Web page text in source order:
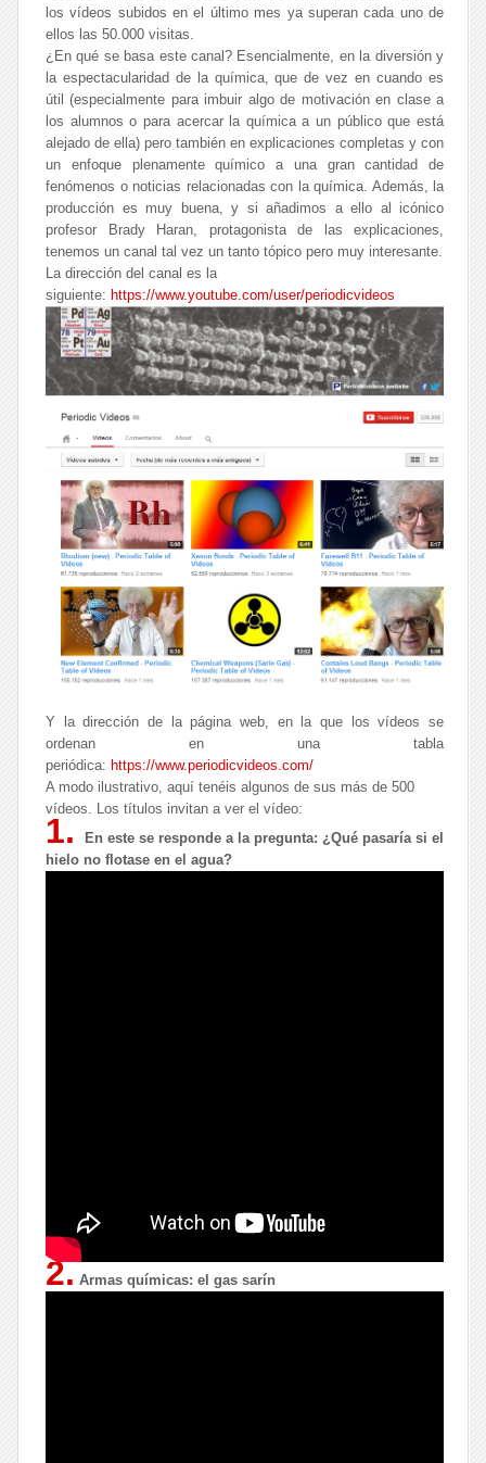
los vídeos subidos en el último mes ya superan cada uno de
ellos las 50.000 visitas.
¿En qué se basa este canal? Esencialmente, en la diversión y
la espectacularidad de la química, que de vez en cuando es
útil (especialmente para imbuir algo de motivación en clase a
los alumnos o para acercar la química a un público que está
alejado de ella) pero también en explicaciones completas y con
un enfoque plenamente químico a una gran cantidad de
fenómenos o noticias relacionadas con la química. Además, la
producción es muy buena, y si añadimos a ello al icónico
profesor Brady Haran, protagonista de las explicaciones,
tenemos un canal tal vez un tanto tópico pero muy interesante.
La dirección del canal es la
siguiente: https://www.youtube.com/user/periodicvideos
Y la dirección de la página web, en la que los vídeos se
ordenan en una tabla
periódica: https://www.periodicvideos.com/
A modo ilustrativo, aquí tenéis algunos de sus más de 500
vídeos. Los títulos invitan a ver el vídeo:
1.
En este se responde a la pregunta: ¿Qué pasaría si el
hielo no flotase en el agua?
2. Armas químicas: el gas sarín